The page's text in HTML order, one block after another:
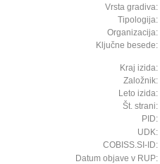
Vrsta gradiva:
Tipologija:
Organizacija:
Ključne besede:
Kraj izida:
Založnik:
Leto izida:
Št. strani:
PID:
UDK:
COBISS.SI-ID:
Datum objave v RUP: